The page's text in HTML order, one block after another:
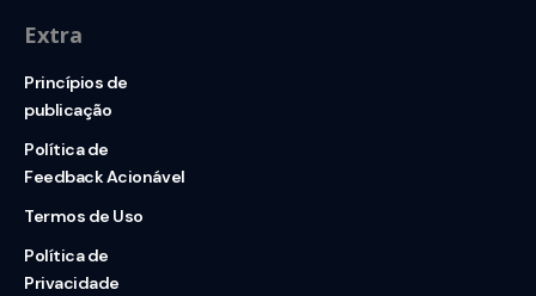
Extra
Princípios de
publicação
Política de
Feedback Acionável
Termos de Uso
Política de
Privacidade